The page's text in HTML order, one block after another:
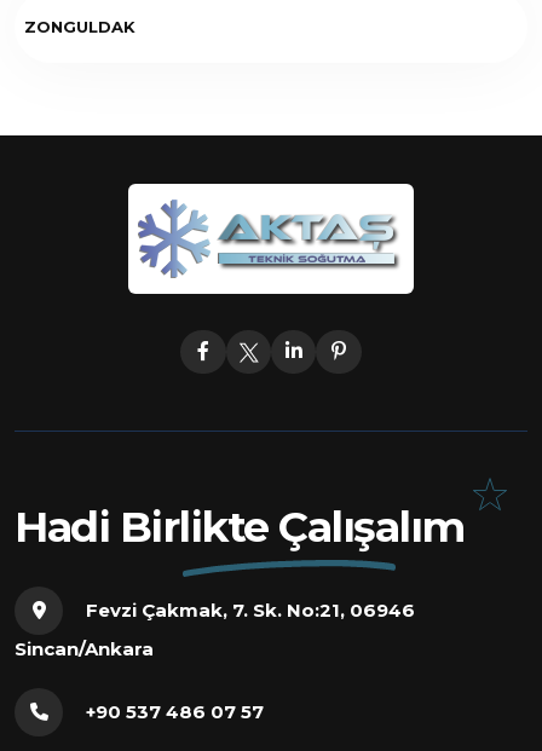
ZONGULDAK
Hadi Birlikte Çalışalım
Fevzi Çakmak, 7. Sk. No:21, 06946
Sincan/Ankara
+90 537 486 07 57